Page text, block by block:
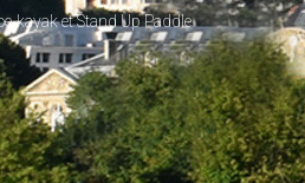
kayak et Stand Up Paddle